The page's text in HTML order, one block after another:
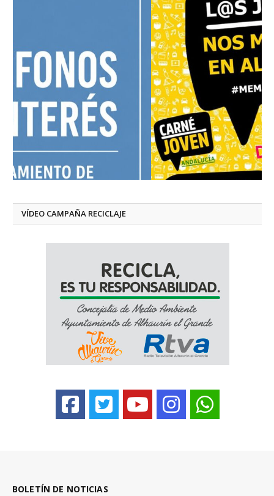
VÍDEO CAMPAÑA RECICLAJE
BOLETÍN DE NOTICIAS